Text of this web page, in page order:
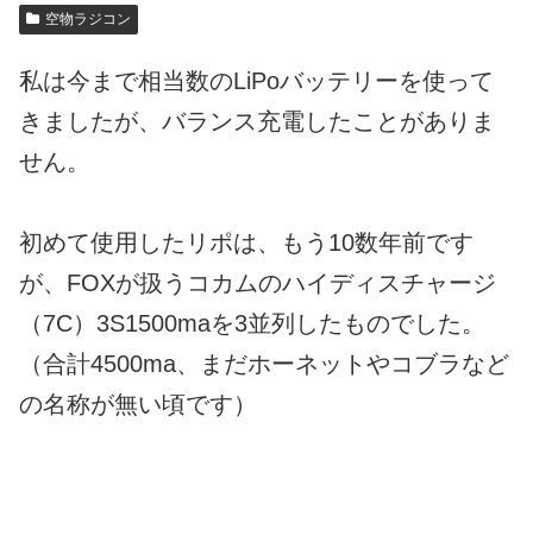
空物ラジコン
私は今まで相当数のLiPoバッテリーを使って
きましたが、バランス充電したことがありま
せん。
初めて使用したリポは、もう10数年前です
が、FOXが扱うコカムのハイディスチャージ
（7C）3S1500maを3並列したものでした。
（合計4500ma、まだホーネットやコブラなど
の名称が無い頃です）